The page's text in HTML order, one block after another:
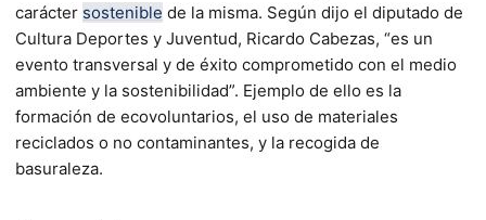
carácter sostenible de la misma. Según dijo el diputado de
Cultura Deportes y Juventud, Ricardo Cabezas, “es un
evento transversal y de éxito comprometido con el medio
ambiente y la sostenibilidad”. Ejemplo de ello es la
formación de ecovoluntarios, el uso de materiales
reciclados o no contaminantes, y la recogida de
basuraleza.